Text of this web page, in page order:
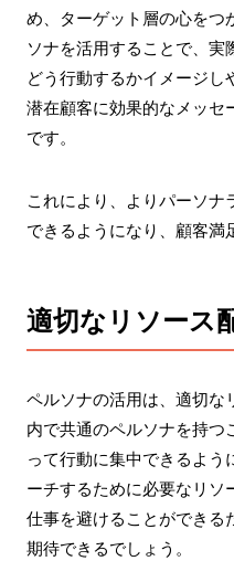
め、ターゲット層の心をつ
ソナを活用することで、実
どう行動するかイメージし
潜在顧客に効果的なメッセ
です。
これにより、よりパーソナ
できるようになり、顧客満
適切なリソース
ペルソナの活用は、適切な
内で共通のペルソナを持つ
って行動に集中できるよう
ーチするために必要なリソ
仕事を避けることができる
期待できるでしょう。